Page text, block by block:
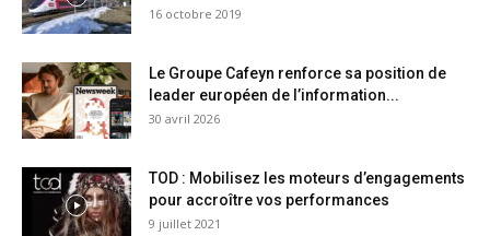
16 octobre 2019
Le Groupe Cafeyn renforce sa position de
leader européen de l’information...
30 avril 2026
TOD : Mobilisez les moteurs d’engagements
pour accroître vos performances
9 juillet 2021